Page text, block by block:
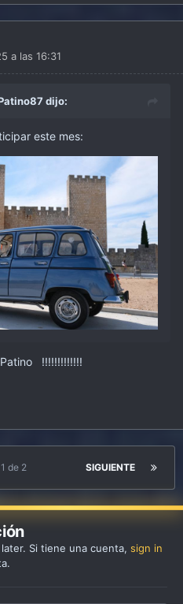
a las 16:31
dijo:
este mes:
!!!!!!!!!!!!!
SIGUIENTE
de 2
Si tiene una cuenta, sign in